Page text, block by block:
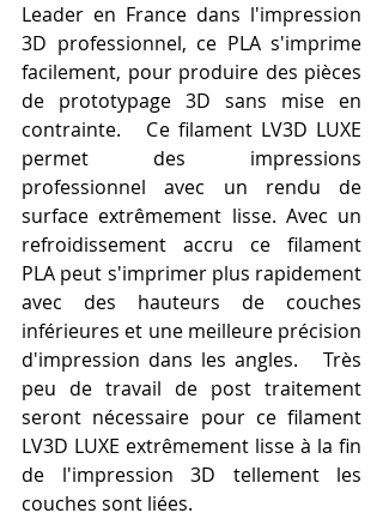
Leader en France dans l'impression
3D professionnel, ce PLA s'imprime
facilement, pour produire des pièces
de prototypage 3D sans mise en
contrainte.   Ce filament LV3D LUXE
permet des impressions
professionnel avec un rendu de
surface extrêmement lisse. Avec un
refroidissement accru ce filament
PLA peut s'imprimer plus rapidement
avec des hauteurs de couches
inférieures et une meilleure précision
d'impression dans les angles.   Très
peu de travail de post traitement
seront nécessaire pour ce filament
LV3D LUXE extrêmement lisse à la fin
de l'impression 3D tellement les
couches sont liées.